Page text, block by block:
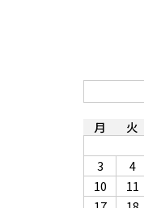
月 火
3
4
10
11